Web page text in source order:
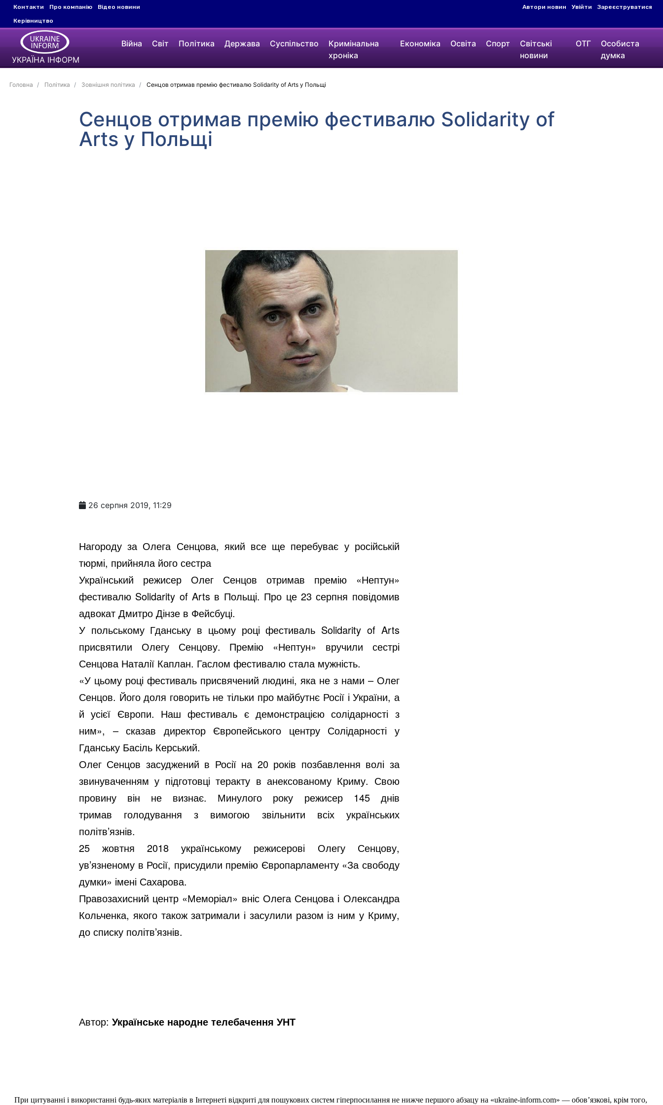
Контакти Про компанію
Відео новини
Керівництво
Автори новин Увійти Зареєструватися
УКРАЇНА ІНФОРМ
Війна Світ Політика Держава Суспільство
Кримінальна
хроніка
Економіка Освіта Спорт
Світські
новини
ОТГ
Особиста
думка
Головна Політика Зовнішня політика Сенцов отримав премію фестивалю Solidarity of Arts у Польщі
Сенцов отримав премію фестивалю Solidarity of
Arts у Польщі
26 серпня 2019, 11:29
Нагороду за Олега Сенцова, який все ще перебуває у російській
тюрмі, прийняла його сестра
Український режисер Олег Сенцов отримав премію «Нептун»
фестивалю Solidarity of Arts в Польщі. Про це 23 серпня повідомив
адвокат Дмитро Дінзе в Фейсбуці.
У польському Гданську в цьому році фестиваль Solidarity of Arts
присвятили Олегу Сенцову. Премію «Нептун» вручили сестрі
Сенцова Наталії Каплан. Гаслом фестивалю стала мужність.
«У цьому році фестиваль присвячений людині, яка не з нами – Олег
Сенцов. Його доля говорить не тільки про майбутнє Росії і України, а
й усієї Європи. Наш фестиваль є демонстрацією солідарності з
ним», – сказав директор Європейського центру Солідарності у
Гданську Басіль Керський.
Олег Сенцов засуджений в Росії на 20 років позбавлення волі за
звинуваченням у підготовці теракту в анексованому Криму. Свою
провину він не визнає. Минулого року режисер 145 днів
тримав
голодування
з вимогою звільнити всіх українських
політв’язнів.
25 жовтня 2018 українському режисерові Олегу Сенцову,
ув’язненому в Росії, присудили премію Європарламенту «За свободу
думки» імені Сахарова.
Правозахисний центр «Меморіал» вніс Олега Сенцова і Олександра
Кольченка, якого також затримали і засулили разом із ним у Криму,
до списку політв’язнів.
Автор: Українське народне телебачення УНТ
При цитуванні і використанні будь-яких матеріалів в Інтернеті відкриті для пошукових систем гіперпосилання не нижче першого абзацу на «ukraine-inform.com» — обов’язкові, крім того,